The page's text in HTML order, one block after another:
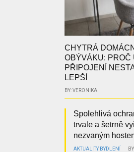
CHYTRÁ
OBÝVÁKU: PROČ
PŘIPOJENÍ
LEPŠÍ
BY: VERONIKA
Spolehlivá
trvale a šetrně
nezvaným
AKTUALITY BYDLENÍ